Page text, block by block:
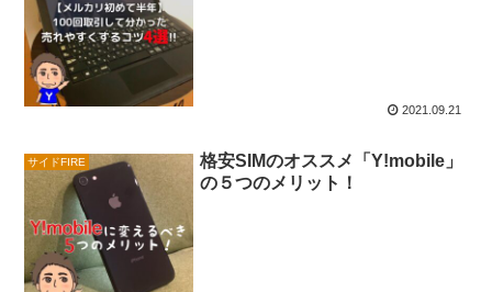
2021.09.21
サイドFIRE
格安SIMのオススメ「Y!mobile」
の５つのメリット！